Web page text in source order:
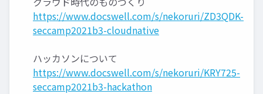
https://www.docswell.com/s/nekoruri/ZD3QDK-
seccamp2021b3-cloudnative
ハッカソンについて
https://www.docswell.com/s/nekoruri/KRY725-
seccamp2021b3-hackathon